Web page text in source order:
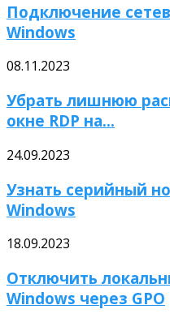
Подключение
Windows
08.11.2023
Убрать лишнюю
окне RDP на...
24.09.2023
Узнать серийный
Windows
18.09.2023
Отключить
Windows через GPO